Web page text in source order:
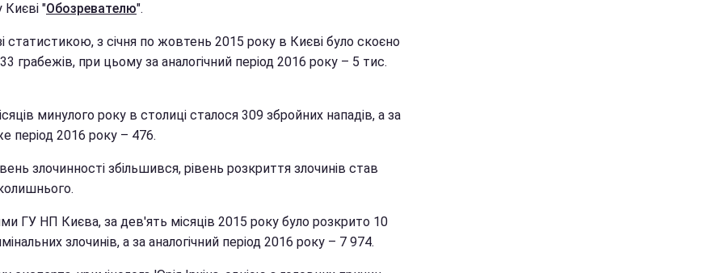
Києві "Обозревателю".
статистикою, з січня по жовтень 2015 року в Києві було скоєно
грабежів, при цьому за аналогічний період 2016 року – 5 тис.
минулого року в столиці сталося 309 збройних нападів, а за
період 2016 року – 476.
злочинності збільшився, рівень розкриття злочинів став
ГУ НП Києва, за дев'ять місяців 2015 року було розкрито 10
злочинів, а за аналогічний період 2016 року – 7 974.